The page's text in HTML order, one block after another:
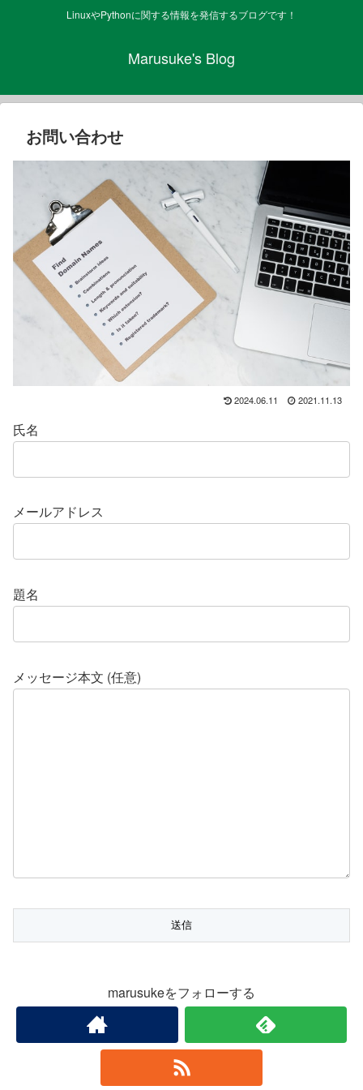
LinuxやPythonに関する情報を発信するブログです！
Marusuke's Blog
お問い合わせ
2024.06.11 2021.11.13
氏名
メールアドレス
題名
メッセージ本文 (任意)
marusukeをフォローする